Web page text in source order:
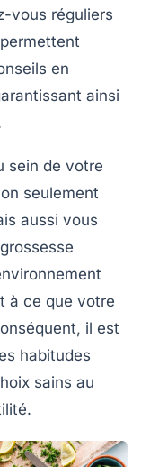
vous réguliers
permettent
en
ainsi
sein de votre
seulement
aussi vous
à ce que votre
il est
habitudes
sains au